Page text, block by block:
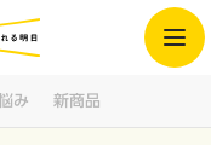
み 新商品